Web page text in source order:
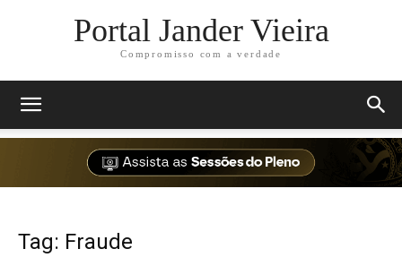
Portal Jander Vieira
Compromisso com a verdade
Tag: Fraude